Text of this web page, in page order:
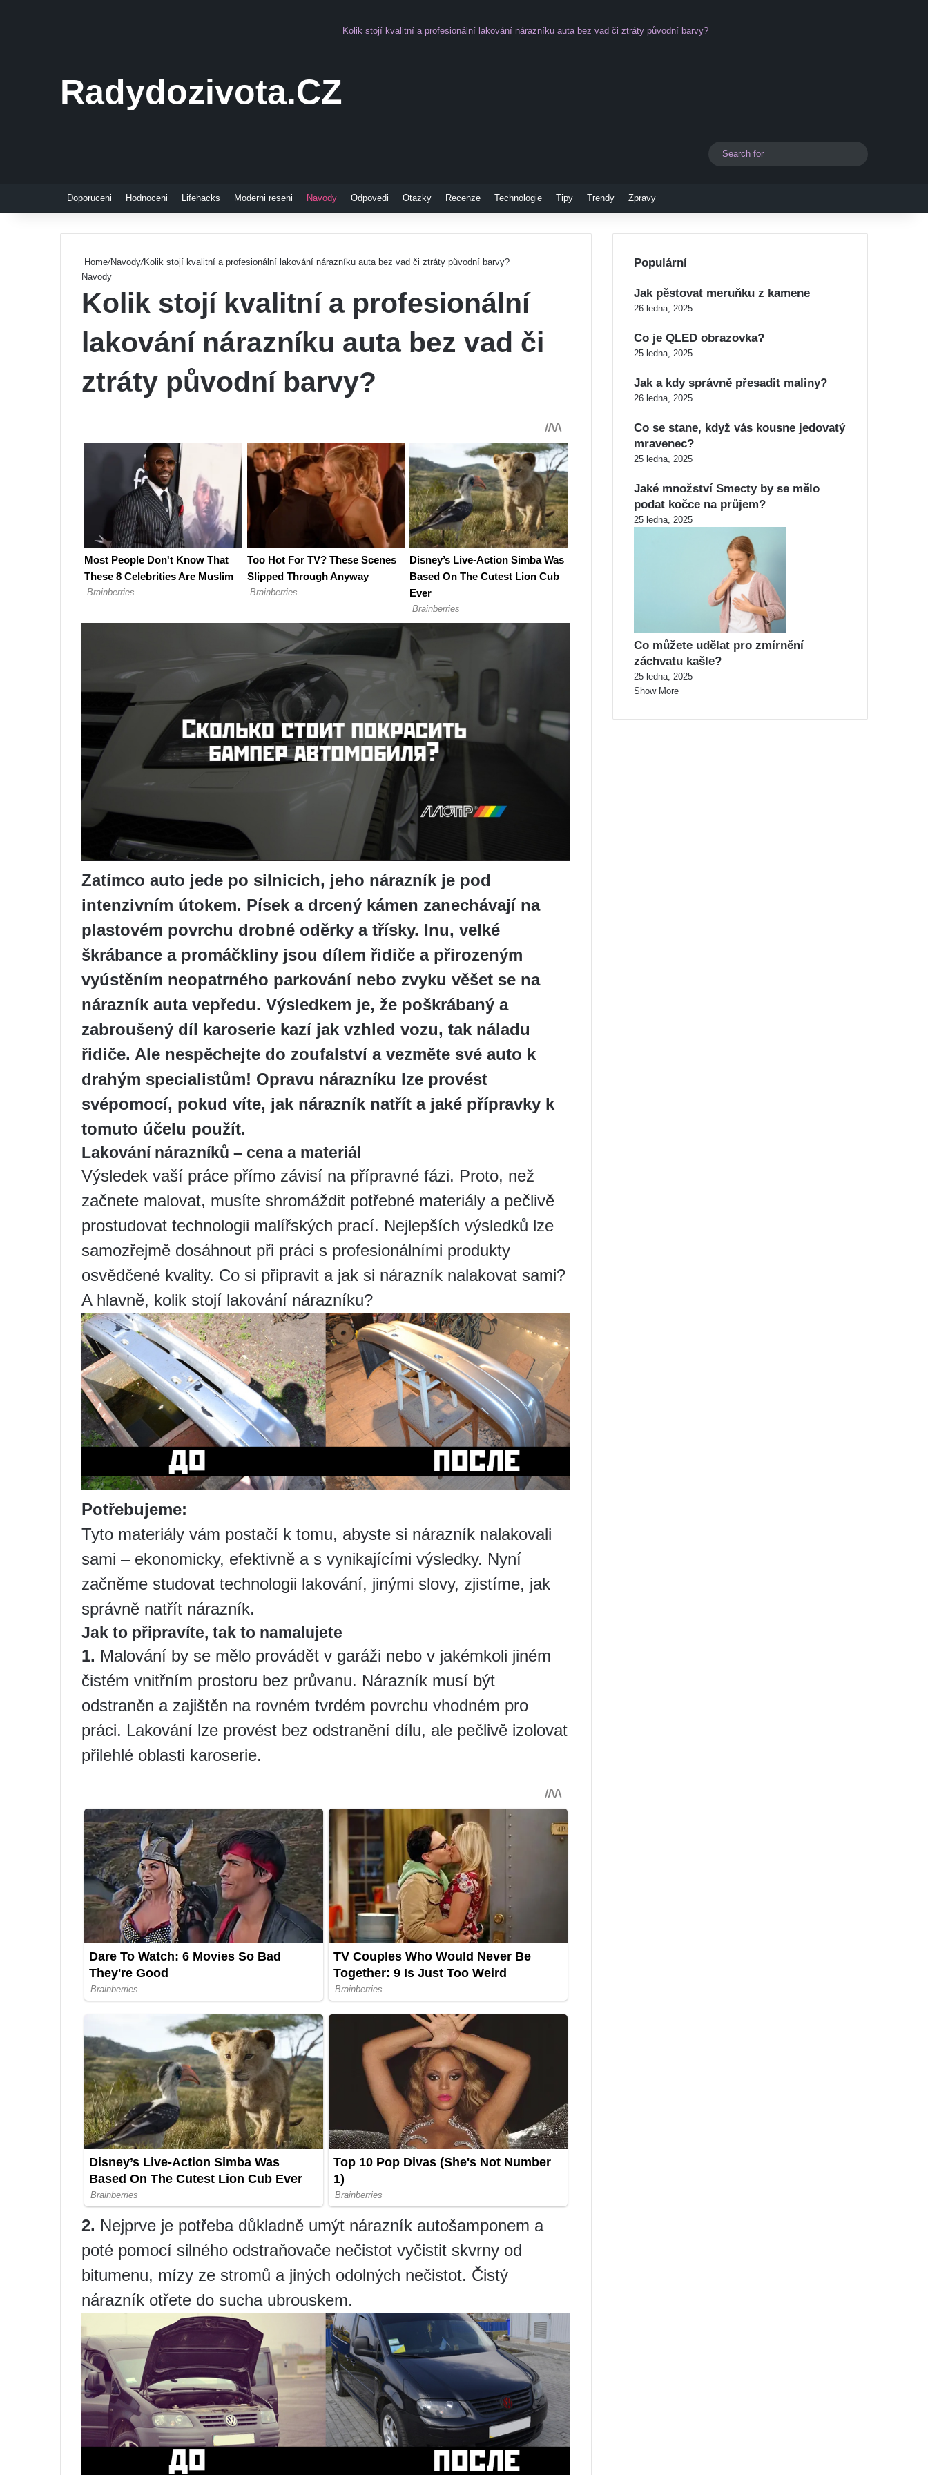
Radydozivota.CZ
Kolik stojí kvalitní a profesionální lakování nárazníku auta bez vad či ztráty původní barvy?
Switch skin
Doporuceni Hodnoceni Lifehacks Moderni reseni Navody Odpovedi Otazky Recenze Technologie Tipy Trendy Zpravy
Home/Navody/Kolik stojí kvalitní a profesionální lakování nárazníku auta bez vad či ztráty původní barvy?
Navody
Kolik stojí kvalitní a profesionální
lakování nárazníku auta bez vad či
ztráty původní barvy?
Zatímco auto jede po silnicích, jeho nárazník je pod
intenzivním útokem. Písek a drcený kámen zanechávají na
plastovém povrchu drobné oděrky a třísky. Inu, velké
škrábance a promáčkliny jsou dílem řidiče a přirozeným
vyústěním neopatrného parkování nebo zvyku věšet se na
nárazník auta vepředu. Výsledkem je, že poškrábaný a
zabroušený díl karoserie kazí jak vzhled vozu, tak náladu
řidiče. Ale nespěchejte do zoufalství a vezměte své auto k
drahým specialistům! Opravu nárazníku lze provést
svépomocí, pokud víte, jak nárazník natřít a jaké přípravky k
tomuto účelu použít.
Lakování nárazníků – cena a materiál
Výsledek vaší práce přímo závisí na přípravné fázi. Proto, než
začnete malovat, musíte shromáždit potřebné materiály a pečlivě
prostudovat technologii malířských prací. Nejlepších výsledků lze
samozřejmě dosáhnout při práci s profesionálními produkty
osvědčené kvality. Co si připravit a jak si nárazník nalakovat sami?
A hlavně, kolik stojí lakování nárazníku?
Potřebujeme:
Tyto materiály vám postačí k tomu, abyste si nárazník nalakovali
sami – ekonomicky, efektivně a s vynikajícími výsledky. Nyní
začněme studovat technologii lakování, jinými slovy, zjistíme, jak
správně natřít nárazník.
Jak to připravíte, tak to namalujete
1. Malování by se mělo provádět v garáži nebo v jakémkoli jiném
čistém vnitřním prostoru bez průvanu. Nárazník musí být
odstraněn a zajištěn na rovném tvrdém povrchu vhodném pro
práci. Lakování lze provést bez odstranění dílu, ale pečlivě izolovat
přilehlé oblasti karoserie.
2. Nejprve je potřeba důkladně umýt nárazník autošamponem a
poté pomocí silného odstraňovače nečistot vyčistit skvrny od
bitumenu, mízy ze stromů a jiných odolných nečistot. Čistý
nárazník otřete do sucha ubrouskem.
Populární
Jak pěstovat meruňku z kamene
26 ledna, 2025
Co je QLED obrazovka?
25 ledna, 2025
Jak a kdy správně přesadit maliny?
26 ledna, 2025
Co se stane, když vás kousne jedovatý
mravenec?
25 ledna, 2025
Jaké množství Smecty by se mělo
podat kočce na průjem?
25 ledna, 2025
Co můžete udělat pro zmírnění
záchvatu kašle?
25 ledna, 2025
Show More